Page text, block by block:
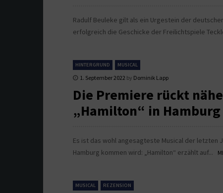
Radulf Beuleke gilt als ein Urgestein der
erfolgreich die Geschicke der Freilichtspiele
HINTERGRUND MUSICAL
1. September 2022 by Dominik Lapp
Die Premiere rückt
„Hamilton“ in Hamburg
Es ist das wohl angesagteste Musical der letzten
Hamburg kommen wird: „Hamilton“ erzählt auf...
MUSICAL REZENSION